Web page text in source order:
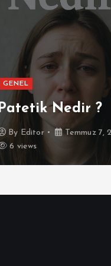
GENEL
Patetik Nedir ?
By Editor
Temmuz 7,
6 views